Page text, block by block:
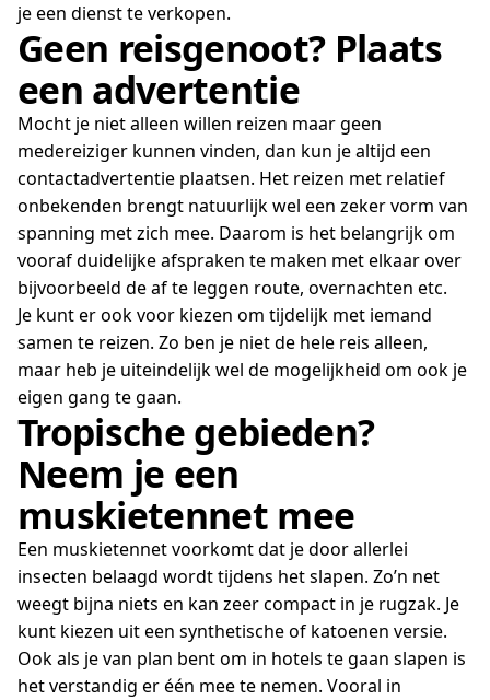
je een dienst te verkopen.
Geen reisgenoot? Plaats
een advertentie
Mocht je niet alleen willen reizen maar geen
medereiziger kunnen vinden, dan kun je altijd een
contactadvertentie plaatsen. Het reizen met relatief
onbekenden brengt natuurlijk wel een zeker vorm van
spanning met zich mee. Daarom is het belangrijk om
vooraf duidelijke afspraken te maken met elkaar over
bijvoorbeeld de af te leggen route, overnachten etc.
Je kunt er ook voor kiezen om tijdelijk met iemand
samen te reizen. Zo ben je niet de hele reis alleen,
maar heb je uiteindelijk wel de mogelijkheid om ook je
eigen gang te gaan.
Tropische gebieden?
Neem je een
muskietennet mee
Een muskietennet voorkomt dat je door allerlei
insecten belaagd wordt tijdens het slapen. Zo’n net
weegt bijna niets en kan zeer compact in je rugzak. Je
kunt kiezen uit een synthetische of katoenen versie.
Ook als je van plan bent om in hotels te gaan slapen is
het verstandig er één mee te nemen. Vooral in